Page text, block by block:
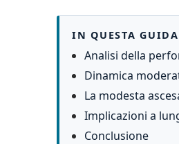
IN QUESTA GUIDA
Analisi della
Dinamica
La modesta
Implicazioni a
Conclusione